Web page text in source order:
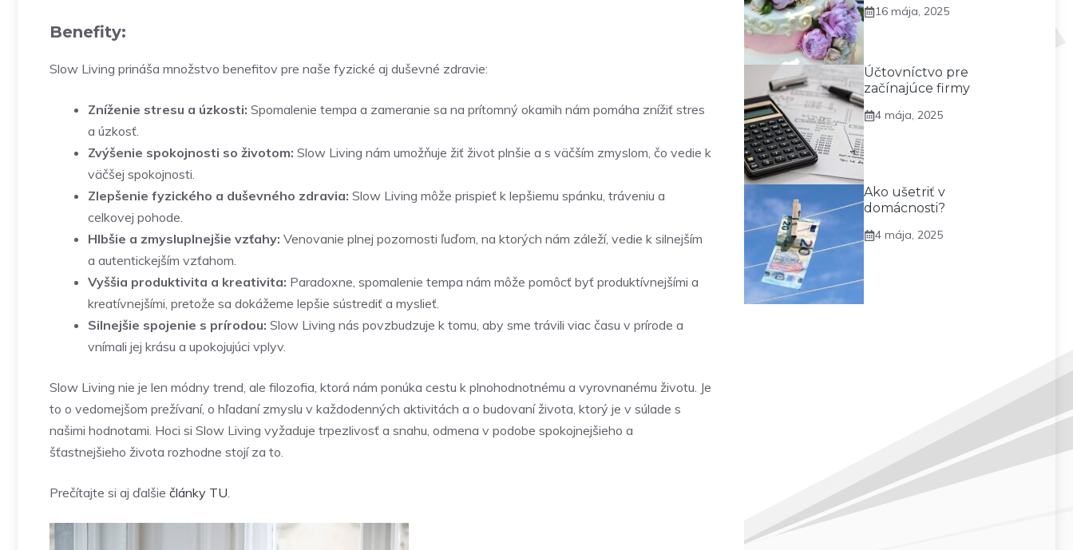
Benefity:
Slow Living prináša množstvo benefitov pre naše fyzické aj duševné zdravie:
Zníženie stresu a úzkosti: Spomalenie tempa a zameranie sa na prítomný okamih nám pomáha znížiť stres
a úzkosť.
Zvýšenie spokojnosti so životom: Slow Living nám umožňuje žiť život plnšie a s väčším zmyslom, čo vedie k
väčšej spokojnosti.
Zlepšenie fyzického a duševného zdravia: Slow Living môže prispieť k lepšiemu spánku, tráveniu a
celkovej pohode.
Hlbšie a zmysluplnejšie vzťahy: Venovanie plnej pozornosti ľuďom, na ktorých nám záleží, vedie k silnejším
a autentickejším vzťahom.
Vyššia produktivita a kreativita: Paradoxne, spomalenie tempa nám môže pomôcť byť produktívnejšími a
kreatívnejšími, pretože sa dokážeme lepšie sústrediť a myslieť.
Silnejšie spojenie s prírodou: Slow Living nás povzbudzuje k tomu, aby sme trávili viac času v prírode a
vnímali jej krásu a upokojujúci vplyv.
Slow Living nie je len módny trend, ale filozofia, ktorá nám ponúka cestu k plnohodnotnému a vyrovnanému životu. Je
to o vedomejšom prežívaní, o hľadaní zmyslu v každodenných aktivitách a o budovaní života, ktorý je v súlade s
našimi hodnotami. Hoci si Slow Living vyžaduje trpezlivosť a snahu, odmena v podobe spokojnejšieho a
šťastnejšieho života rozhodne stojí za to.
Prečítajte si aj ďalšie články TU.
16 mája, 2025
Účtovníctvo pre
začínajúce firmy
4 mája, 2025
Ako ušetriť v
domácnosti?
4 mája, 2025